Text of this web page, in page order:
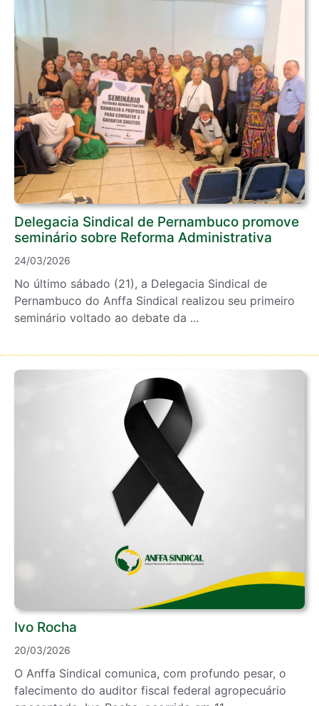
Delegacia Sindical de Pernambuco promove
seminário sobre Reforma Administrativa
24/03/2026
No último sábado (21), a Delegacia Sindical de
Pernambuco do Anffa Sindical realizou seu primeiro
seminário voltado ao debate da ...
Ivo Rocha
20/03/2026
O Anffa Sindical comunica, com profundo pesar, o
falecimento do auditor fiscal federal agropecuário